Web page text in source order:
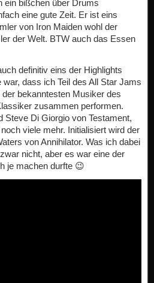
ein bißchen über Drums
eine gute Zeit. Er ist eins
von Iron Maiden wohl der
der Welt. BTW auch das Essen
definitiv eins der Highlights
dass ich Teil des All Star Jams
bekanntesten Musiker des
zusammen performen.
Steve Di Giorgio von Testament,
viele mehr. Initialisiert wird der
von Annihilator. Was ich dabei
nicht, aber es war eine der
je machen durfte 😉